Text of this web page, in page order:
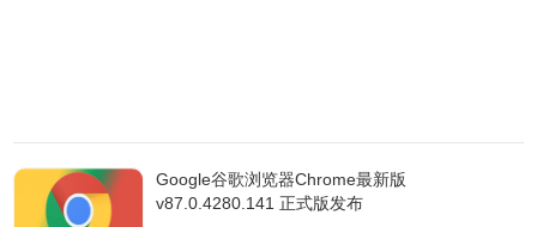
DD8940BB9DB610BED1597F20AF36D3E9E93A4003
SHA256：
Google谷歌浏览器Chrome最新版
v87.0.4280.141 正式版发布